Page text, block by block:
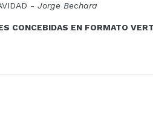
- Jorge Bechara
CONCEBIDAS EN FORMATO